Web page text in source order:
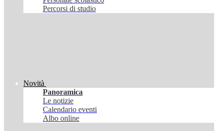
Percorsi di studio
Novità
Panoramica
Le notizie
Calendario eventi
Albo online